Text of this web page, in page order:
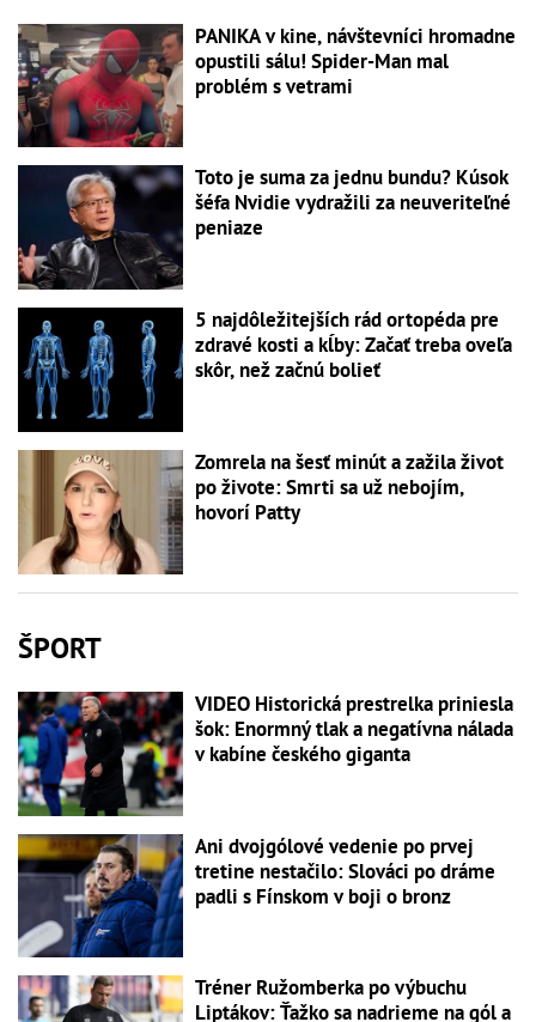
PANIKA v kine, návštevníci hromadne
opustili sálu! Spider-Man mal
problém s vetrami
Toto je suma za jednu bundu? Kúsok
šéfa Nvidie vydražili za neuveriteľné
peniaze
5 najdôležitejších rád ortopéda pre
zdravé kosti a kĺby: Začať treba oveľa
skôr, než začnú bolieť
Zomrela na šesť minút a zažila život
po živote: Smrti sa už nebojím,
hovorí Patty
ŠPORT
VIDEO Historická prestrelka priniesla
šok: Enormný tlak a negatívna nálada
v kabíne českého giganta
Ani dvojgólové vedenie po prvej
tretine nestačilo: Slováci po dráme
padli s Fínskom v boji o bronz
Tréner Ružomberka po výbuchu
Liptákov: Ťažko sa nadrieme na gól a